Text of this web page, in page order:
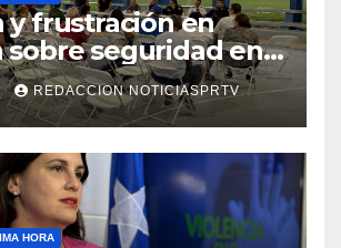
y frustración en
seguridad en
Metropolitano
REDACCION NOTICIASPRTV
HORA